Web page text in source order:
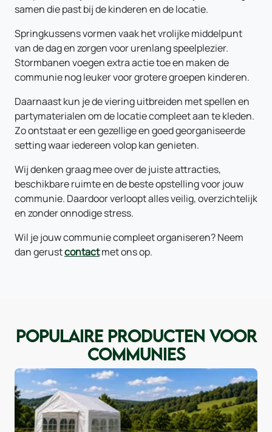
samen die past bij de kinderen en de locatie.
Springkussens vormen vaak het vrolijke middelpunt
van de dag en zorgen voor urenlang speelplezier.
Stormbanen voegen extra actie toe en maken de
communie nog leuker voor grotere groepen kinderen.
Daarnaast kun je de viering uitbreiden met spellen en
partymaterialen om de locatie compleet aan te kleden.
Zo ontstaat er een gezellige en goed georganiseerde
setting waar iedereen volop kan genieten.
Wij denken graag mee over de juiste attracties,
beschikbare ruimte en de beste opstelling voor jouw
communie. Daardoor verloopt alles veilig, overzichtelijk
en zonder onnodige stress.
Wil je jouw communie compleet organiseren? Neem
dan gerustcontactmet ons op.
POPULAIRE PRODUCTEN VOOR
COMMUNIES